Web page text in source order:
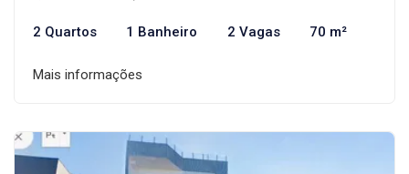
2 Quartos 1 Banheiro 2 Vagas 70 m²
Mais informações